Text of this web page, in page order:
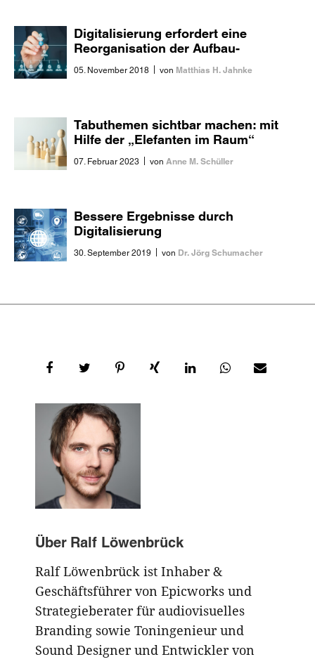
Digitalisierung erfordert eine
Reorganisation der Aufbau-
05. November 2018 von Matthias H. Jahnke
Tabuthemen sichtbar machen: mit
Hilfe der „Elefanten im Raum“
07. Februar 2023 von Anne M. Schüller
Bessere Ergebnisse durch
Digitalisierung
30. September 2019 von Dr. Jörg Schumacher
Über Ralf Löwenbrück
Ralf Löwenbrück ist Inhaber &
Geschäftsführer von Epicworks und
Strategieberater für audiovisuelles
Branding sowie Toningenieur und
Sound Designer und Entwickler von